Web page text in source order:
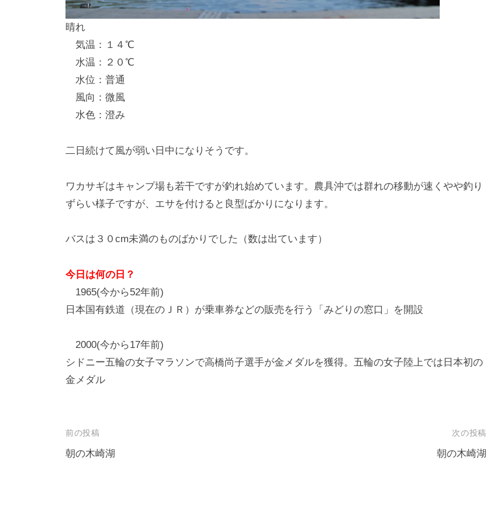
し
竿
ー
晴れ
気温：１４℃
水温：２０℃
水位：普通
風向：微風
水色：澄み
二日続けて風が弱い日中になりそうです。
ワカサギはキャンプ場も若干ですが釣れ始めています。農具沖では群れの移動が速くやや釣り
ずらい様子ですが、エサを付けると良型ばかりになります。
バスは３０cm未満のものばかりでした（数は出ています）
今日は何の日？
1965(今から52年前)
日本国有鉄道（現在のＪＲ）が乗車券などの販売を行う「みどりの窓口」を開設
2000(今から17年前)
シドニー五輪の女子マラソンで高橋尚子選手が金メダルを獲得。五輪の女子陸上では日本初の
金メダル
投
稿
前の投稿
朝の木崎湖
次の投稿
朝の木崎湖